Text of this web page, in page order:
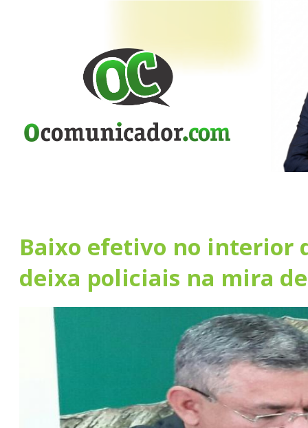
Baixo efetivo no interior
deixa policiais na mira